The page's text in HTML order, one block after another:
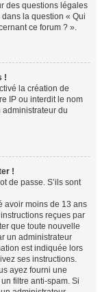
des questions légales
la question « Qui
ce forum ? ».
!
la création de
IP ou interdit le nom
administrateur du
!
de passe. S’ils sont
avoir moins de 13 ans
reçues par
que toute nouvelle
un administrateur
est indiquée lors
ses instructions.
ayez fourni une
filtre anti-spam. Si